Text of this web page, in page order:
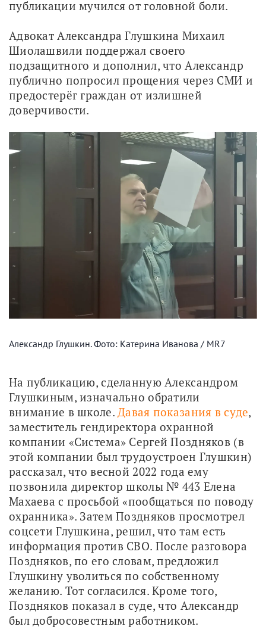
публикации мучился от головной боли.
Адвокат Александра Глушкина Михаил
Шиолашвили поддержал своего
подзащитного и дополнил, что Александр
публично попросил прощения через СМИ и
предостерёг граждан от излишней
доверчивости.
Александр Глушкин. Фото: Катерина Иванова / MR7
На публикацию, сделанную Александром
Глушкиным, изначально обратили
внимание в школе. Давая показания в суде,
заместитель гендиректора охранной
компании «Система» Сергей Поздняков (в
этой компании был трудоустроен Глушкин)
рассказал, что весной 2022 года ему
позвонила директор школы № 443 Елена
Махаева с просьбой «пообщаться по поводу
охранника». Затем Поздняков просмотрел
соцсети Глушкина, решил, что там есть
информация против СВО. После разговора
Поздняков, по его словам, предложил
Глушкину уволиться по собственному
желанию. Тот согласился. Кроме того,
Поздняков показал в суде, что Александр
был добросовестным работником.